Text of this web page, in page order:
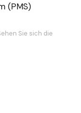
(PMS)
Sie sich die